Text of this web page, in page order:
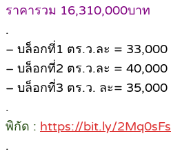
ราคารวม 16,310,000บาท
.
– บล็อกที่1 ตร.ว.ละ = 33,000
– บล็อกที่2 ตร.ว.ละ = 40,000
– บล็อกที่3 ตร.ว. ละ= 35,000
.
พิกัด : https://bit.ly/2Mq0sFs
.